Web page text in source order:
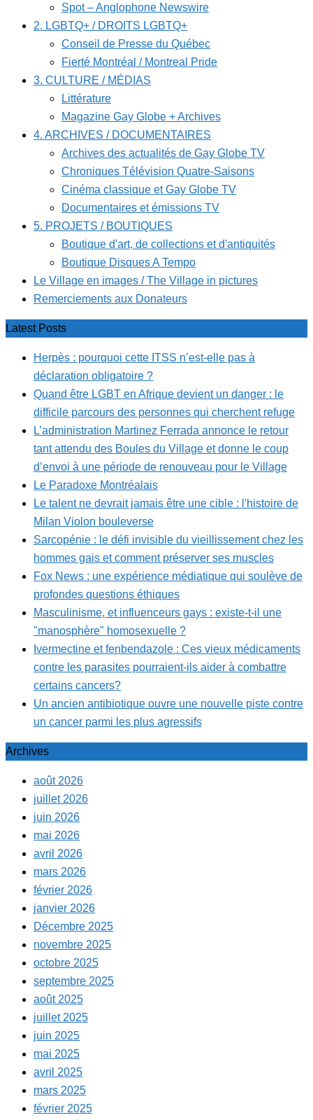
Spot – Anglophone Newswire
2. LGBTQ+ / DROITS LGBTQ+
Conseil de Presse du Québec
Fierté Montréal / Montreal Pride
3. CULTURE / MÉDIAS
Littérature
Magazine Gay Globe + Archives
4. ARCHIVES / DOCUMENTAIRES
Archives des actualités de Gay Globe TV
Chroniques Télévision Quatre-Saisons
Cinéma classique et Gay Globe TV
Documentaires et émissions TV
5. PROJETS / BOUTIQUES
Boutique d'art, de collections et d'antiquités
Boutique Disques A Tempo
Le Village en images / The Village in pictures
Remerciements aux Donateurs
Latest Posts
Herpès : pourquoi cette ITSS n’est-elle pas à
déclaration obligatoire ?
Quand être LGBT en Afrique devient un danger : le
difficile parcours des personnes qui cherchent refuge
L’administration Martinez Ferrada annonce le retour
tant attendu des Boules du Village et donne le coup
d’envoi à une période de renouveau pour le Village
Le Paradoxe Montréalais
Le talent ne devrait jamais être une cible : l'histoire de
Milan Violon bouleverse
Sarcopénie : le défi invisible du vieillissement chez les
hommes gais et comment préserver ses muscles
Fox News : une expérience médiatique qui soulève de
profondes questions éthiques
Masculinisme, et influenceurs gays : existe-t-il une
"manosphère" homosexuelle ?
Ivermectine et fenbendazole : Ces vieux médicaments
contre les parasites pourraient-ils aider à combattre
certains cancers?
Un ancien antibiotique ouvre une nouvelle piste contre
un cancer parmi les plus agressifs
Archives
août 2026
juillet 2026
juin 2026
mai 2026
avril 2026
mars 2026
février 2026
janvier 2026
Décembre 2025
novembre 2025
octobre 2025
septembre 2025
août 2025
juillet 2025
juin 2025
mai 2025
avril 2025
mars 2025
février 2025